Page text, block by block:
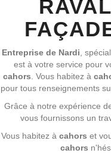
Entreprise de Nardi ,
est à votre service pour
cahors . Vous habitez à
pour tous renseignements
Grâce à notre expérience
vous fournissons un
Vous habitez à cahors et
cahors